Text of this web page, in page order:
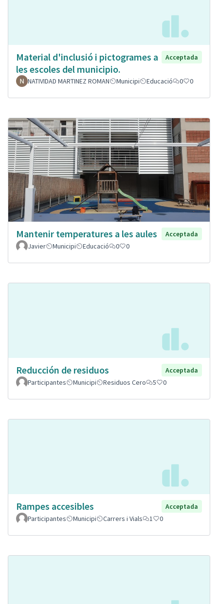
Material d'inclusió i pictogrames a
les escoles del municipio.
Acceptada
NATIVIDAD MARTINEZ ROMAN Municipi Educació 0 0
Mantenir temperatures a les aules
Acceptada
Javier
Municipi Educació 0 0
Reducción de residuos
Acceptada
Participantes
Municipi Residuos Cero 5 0
Rampes accesibles
Acceptada
Participantes
Municipi Carrers i Vials 1 0